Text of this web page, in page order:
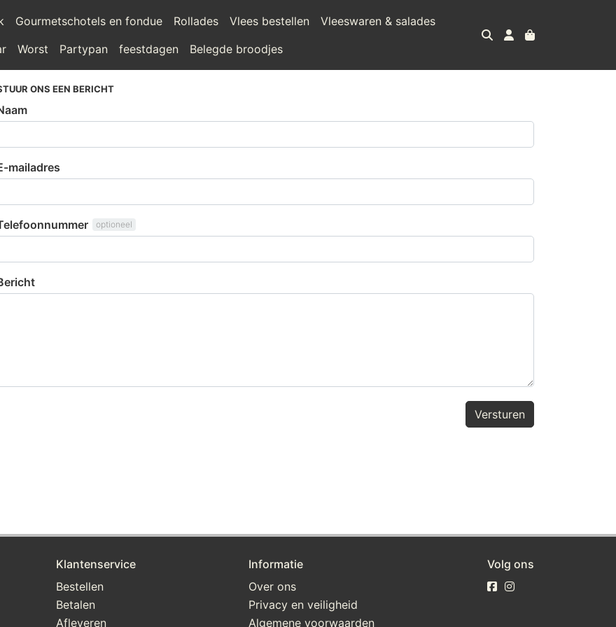
Gourmetschotels en fondue Rollades Vlees bestellen
Vleeswaren & salades
Worst Partypan feestdagen Belegde broodjes
ONS EEN BERICHT
mailadres
optioneel
Versturen
Klantenservice
Bestellen
Betalen
Afleveren
Informatie
Over ons
Privacy en veiligheid
Algemene voorwaarden
Volg ons